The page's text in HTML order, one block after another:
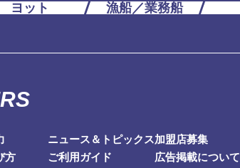
ヨット 漁船／業務船
方
ニュース＆トピックス
ご利用ガイド
加盟店募集
広告掲載について